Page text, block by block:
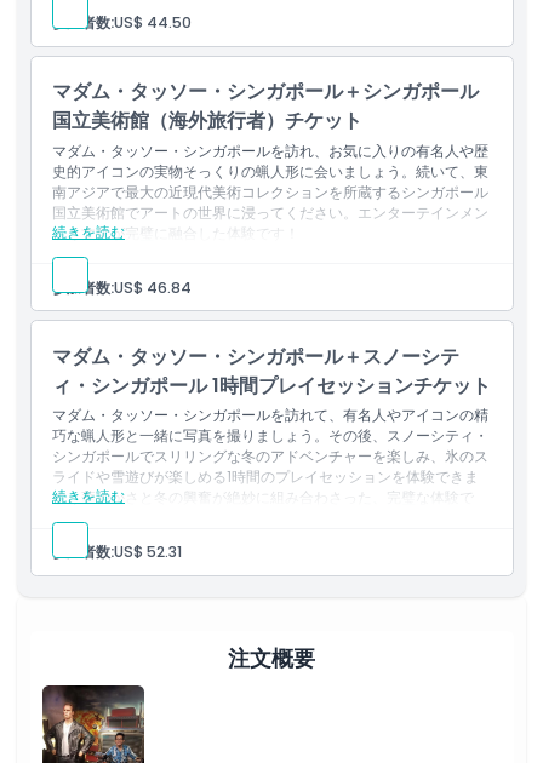
マダム・タッソー・シンガポールへの入場（すべてのテーマゾ
ーンへのアクセス含む）
イメージズ・オブ・シンガポール、スピリット・オブ・シンガ
セス
1,000種以上のランと2,000以上の交配種を擁する見事なナシ
ョナル・オーキッド・ガーデンを探索
参加者数:US$ 44.50
マダム・タッソー・シンガポール＋シンガポール
国立美術館（海外旅行者）チケット
マダム・タッソー・シンガポールを訪れ、お気に入りの有名人や歴
史的アイコンの実物そっくりの蝋人形に会いましょう。続いて、東
南アジアで最大の近現代美術コレクションを所蔵するシンガポール
国立美術館でアートの世界に浸ってください。エンターテインメン
トと文化が完璧に融合した体験です！
続きを読む
含まれるもの
マダム・タッソー・シンガポールの入場（すべてのゾーンと体
験を含む）
イメージズ・オブ・シンガポール、スピリット・オブ・シンガ
へのアクセス
東南アジアおよびシンガポールの美術を展示するシンガポール
国立美術館への入場（海外からの来館者向け）
参加者数:US$ 46.84
マダム・タッソー・シンガポール＋スノーシテ
ィ・シンガポール 1時間プレイセッションチケット
マダム・タッソー・シンガポールを訪れて、有名人やアイコンの精
巧な蝋人形と一緒に写真を撮りましょう。その後、スノーシティ・
シンガポールでスリリングな冬のアドベンチャーを楽しみ、氷のス
ライドや雪遊びが楽しめる1時間のプレイセッションを体験できま
す。華やかさと冬の興奮が絶妙に組み合わさった、完璧な体験で
す！
続きを読む
マダム・タッソー・シンガポールの入場（Aリスト・パーティ
スノーシティ・シンガポールでの1時間のプレイセッション
（雪のスライドや冬の遊び場へのアクセスを含む）
参加者数:US$ 52.31
注文概要